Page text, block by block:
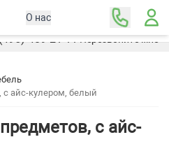
О нас
489-21-11Перезвоните мне
с айс-кулером, белый
с айс-